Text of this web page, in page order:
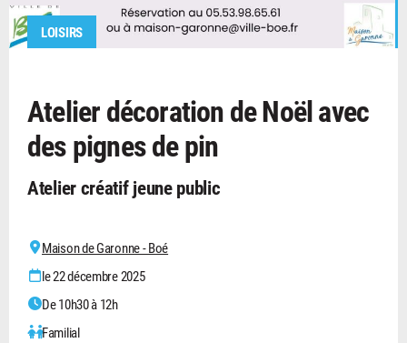
LOISIRS
Atelier décoration de Noël avec
des pignes de pin
Atelier créatif jeune public
Maison de Garonne - Boé
le 22 décembre 2025
De 10h30 à 12h
Familial